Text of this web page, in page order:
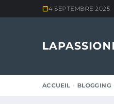
4 SEPTEMBRE 2025
ACCUEIL BLOGGING